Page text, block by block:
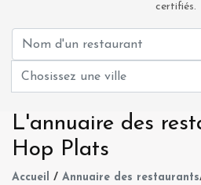
certifiés.
L'annuaire des
Hop Plats
Accueil / Annuaire des restaurants